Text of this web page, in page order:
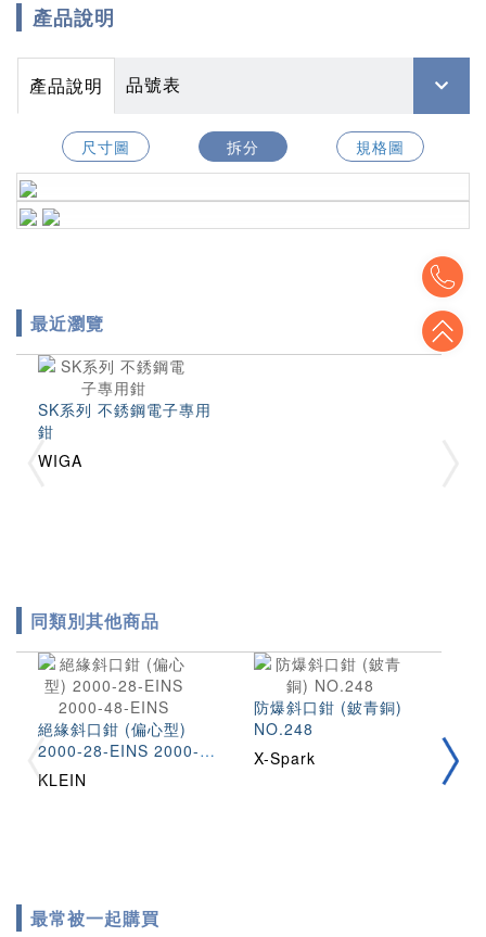
產品說明
產品說明 品號表
尺寸圖 拆分 規格圖
最近瀏覽
SK系列 不銹鋼電子專用
鉗
WIGA
同類別其他商品
絕緣斜口鉗 (偏心型)
2000-28-EINS 2000-
48-EINS
KLEIN
防爆斜口鉗 (鈹青銅)
NO.248
X-Spark
最常被一起購買